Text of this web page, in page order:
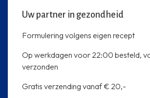
Uw partner in gezondheid
Formulering volgens eigen recept
Op werkdagen voor 22:00 besteld,
verzonden
Gratis verzending vanaf € 20,-